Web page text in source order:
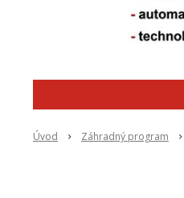
Úvod Záhradný program